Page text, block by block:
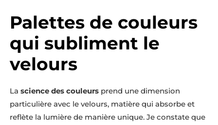
Palettes de couleurs
qui subliment le
velours
La science des couleurs prend une dimension
particulière avec le velours, matière qui absorbe et
reflète la lumière de manière unique. Je constate que